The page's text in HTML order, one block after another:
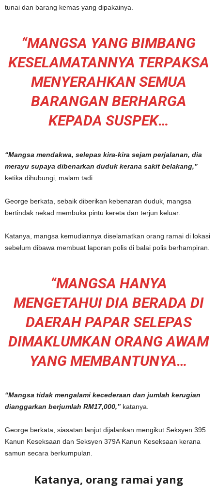
tunai dan barang kemas yang dipakainya.
“MANGSA YANG BIMBANG
KESELAMATANNYA TERPAKSA
MENYERAHKAN SEMUA
BARANGAN BERHARGA
KEPADA SUSPEK…
“Mangsa mendakwa, selepas kira-kira sejam perjalanan, dia
merayu supaya dibenarkan duduk kerana sakit belakang,”
ketika dihubungi, malam tadi.
George berkata, sebaik diberikan kebenaran duduk, mangsa
bertindak nekad membuka pintu kereta dan terjun keluar.
Katanya, mangsa kemudiannya diselamatkan orang ramai di lokasi
sebelum dibawa membuat laporan polis di balai polis berhampiran.
“MANGSA HANYA
MENGETAHUI DIA BERADA DI
DAERAH PAPAR SELEPAS
DIMAKLUMKAN ORANG AWAM
YANG MEMBANTUNYA…
“Mangsa tidak mengalami kecederaan dan jumlah kerugian
dianggarkan berjumlah RM17,000,” katanya.
George berkata, siasatan lanjut dijalankan mengikut Seksyen 395
Kanun Keseksaan dan Seksyen 379A Kanun Keseksaan kerana
samun secara berkumpulan.
Katanya, orang ramai yang